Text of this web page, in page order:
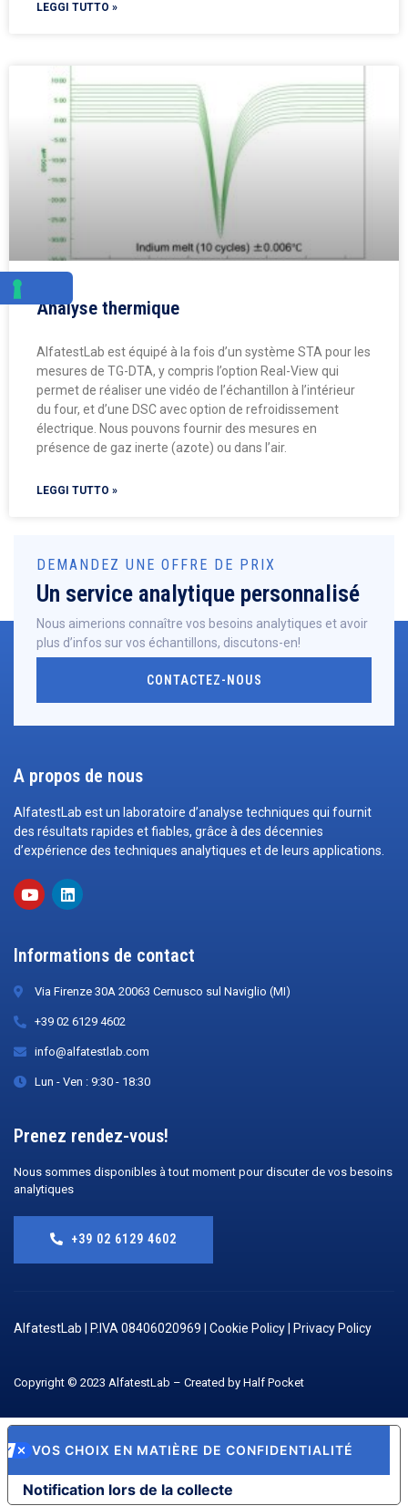
LEGGI TUTTO »
Analyse thermique
AlfatestLab est équipé à la fois d’un système STA pour les
mesures de TG-DTA, y compris l’option Real-View qui
permet de réaliser une vidéo de l’échantillon à l’intérieur
du four, et d’une DSC avec option de refroidissement
électrique. Nous pouvons fournir des mesures en
présence de gaz inerte (azote) ou dans l’air.
LEGGI TUTTO »
DEMANDEZ UNE OFFRE DE PRIX
Un service analytique personnalisé
Nous aimerions connaître vos besoins analytiques et avoir
plus d’infos sur vos échantillons, discutons-en!
CONTACTEZ-NOUS
A propos de nous
AlfatestLab est un laboratoire d’analyse techniques qui fournit
des résultats rapides et fiables, grâce à des décennies
d’expérience des techniques analytiques et de leurs applications.
Informations de contact
Via Firenze 30A 20063 Cernusco sul Naviglio (MI)
+39 02 6129 4602
info@alfatestlab.com
Lun - Ven : 9:30 - 18:30
Prenez rendez-vous!
Nous sommes disponibles à tout moment pour discuter de vos besoins
analytiques
+39 02 6129 4602
AlfatestLab | P.IVA 08406020969 | Cookie Policy| Privacy Policy
Copyright © 2023 AlfatestLab – Created by Half Pocket
Notification lors de la collecte
VOS CHOIX EN MATIÈRE DE CONFIDENTIALITÉ